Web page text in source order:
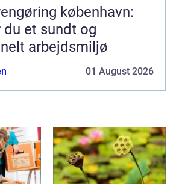
københavn:
du et sundt og
arbejdsmiljø
01 August 2026